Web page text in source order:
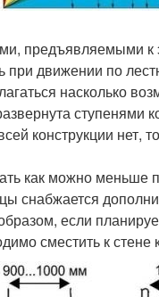
предъявляемыми к
при движении по
насколько
ступенями
конструкции нет,
как можно меньше
снабжается
если
сместить к